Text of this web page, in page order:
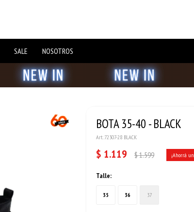
SALE NOSOTROS
BOTA 35-40 - BLACK
72307-28 BLACK
$ 1.119 $1.599
Talle:
35 36 37